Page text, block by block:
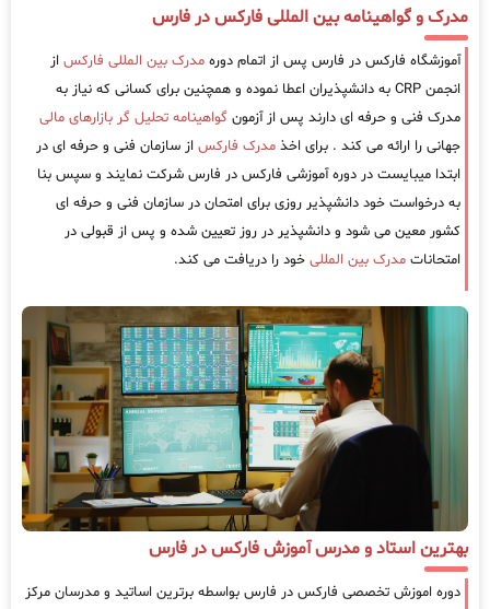
مدرک و گواهینامه بین المللی فارکس در فارس
آموزشگاه فارکس در فارس پس از اتمام دوره مدرک بین المللی فارکس از
انجمن CRP به دانشپذیران اعطا نموده و همچنین برای کسانی که نیاز به
مدرک فنی و حرفه ای دارند پس از آزمون گواهینامه تحلیل گر بازارهای مالی
جهانی را ارائه می کند . برای اخذ مدرک فارکس از سازمان فنی و حرفه ای در
ابتدا میبایست در دوره آموزشی فارکس در فارس شرکت نمایند و سپس بنا
به درخواست خود دانشپذیر روزی برای امتحان در سازمان فنی و حرفه ای
کشور معین می شود و دانشپذیر در روز تعیین شده و پس از قبولی در
امتحانات مدرک بین المللی خود را دریافت می کند.
بهترین استاد و مدرس آموزش فارکس در فارس
دوره اموزش تخصصی فارکس در فارس بواسطه برترین اساتید و مدرسان مرکز